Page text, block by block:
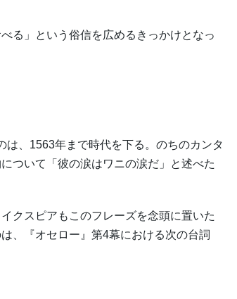
る」という俗信を広めるきっかけとなっ
、1563年まで時代を下る。のちのカンタ
ついて「彼の涙はワニの涙だ」と述べた
クスピアもこのフレーズを念頭に置いた
、『オセロー』第4幕における次の台詞